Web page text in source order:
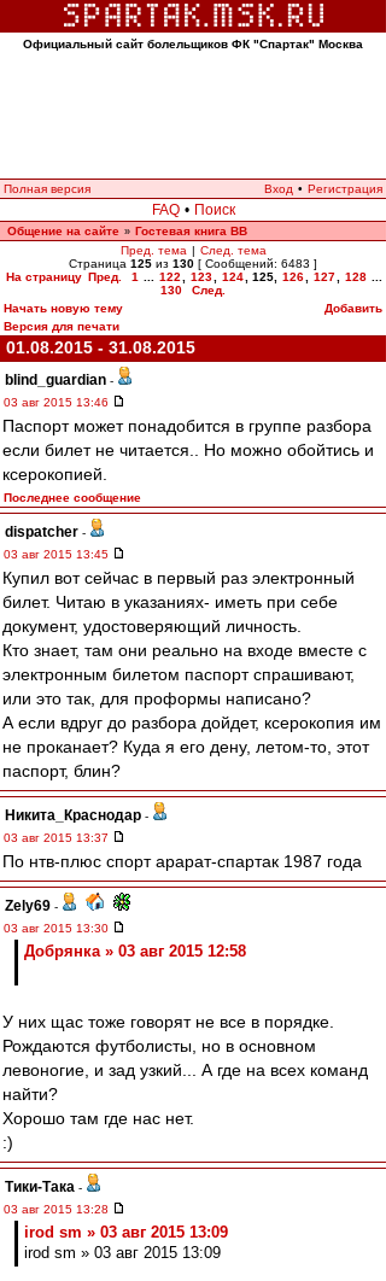
Официальный сайт болельщиков ФК "Спартак" Москва
Полная версия Вход • Регистрация
FAQ • Поиск
Общение на сайте » Гостевая книга ВВ
Пред. тема | След. тема
Страница 125 из 130 [ Сообщений: 6483 ]
На страницу Пред. 1 122 123 124 125, 126 127 128
130
След.
Начать новую тему
Добавить
Версия для печати
01.08.2015 - 31.08.2015
blind_guardian -
03 авг 2015 13:46
Паспорт может понадобится в группе разбора
если билет не читается.. Но можно обойтись и
ксерокопией.
Последнее сообщение
dispatcher -
03 авг 2015 13:45
Купил вот сейчас в первый раз электронный
билет. Читаю в указаниях- иметь при себе
документ, удостоверяющий личность.
Кто знает, там они реально на входе вместе с
электронным билетом паспорт спрашивают,
или это так, для проформы написано?
А если вдруг до разбора дойдет, ксерокопия им
не проканает? Куда я его дену, летом-то, этот
паспорт, блин?
Никита_Краснодар -
03 авг 2015 13:37
По нтв-плюс спорт арарат-спартак 1987 года
Zely69 -
03 авг 2015 13:30
Добрянка » 03 авг 2015 12:58
У них щас тоже говорят не все в порядке.
Рождаются футболисты, но в основном
левоногие, и зад узкий... А где на всех команд
найти?
Хорошо там где нас нет.
:)
Тики-Така -
03 авг 2015 13:28
irod sm » 03 авг 2015 13:09
irod sm » 03 авг 2015 13:09